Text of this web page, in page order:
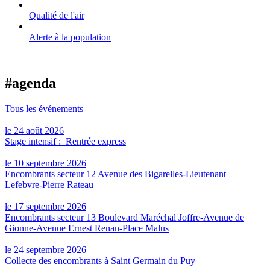
Qualité de l'air
Alerte à la population
#agenda
Tous les événements
le 24 août 2026
Stage intensif : Rentrée express
le 10 septembre 2026
Encombrants secteur 12 Avenue des Bigarelles-Lieutenant
Lefebvre-Pierre Rateau
le 17 septembre 2026
Encombrants secteur 13 Boulevard Maréchal Joffre-Avenue de
Gionne-Avenue Ernest Renan-Place Malus
le 24 septembre 2026
Collecte des encombrants à Saint Germain du Puy